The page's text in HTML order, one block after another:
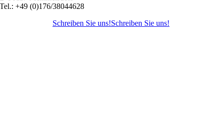
Tel.: +49 (0)176/38044628
Schreiben Sie uns!Schreiben Sie uns!